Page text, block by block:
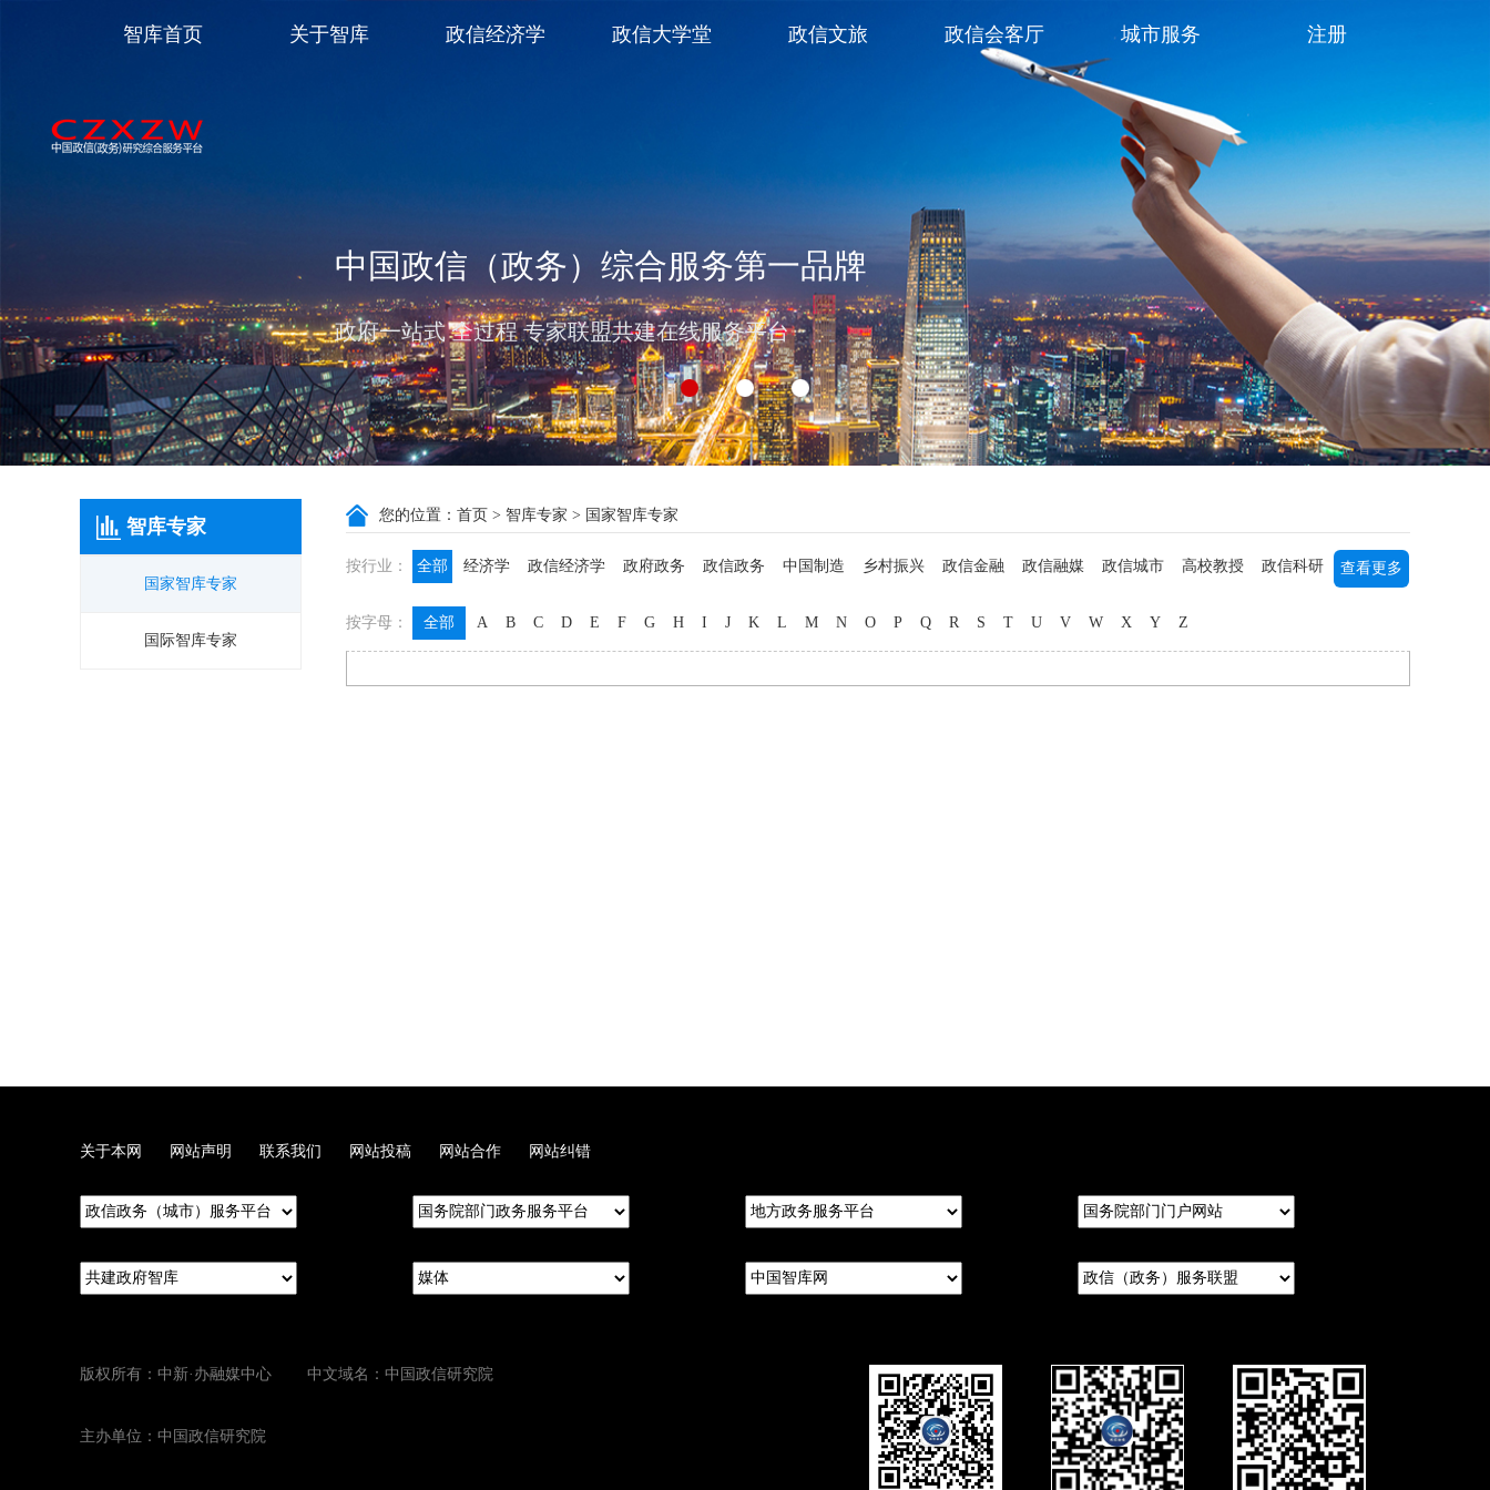
中国政信（政务）综合服务第一品牌
政府一站式 全过程 专家联盟共建在线服务平台
智库首页 关于智库 政信经济学 政信大学堂 政信文旅 政信会客厅 城市服务 注册
智库专家
国家智库专家
国际智库专家
您的位置： 首页 > 智库专家 > 国家智库专家
按行业： 全部 经济学 政信经济学 政府政务 政信政务 中国制造 乡村振兴 政信金融 政信融媒 政信城市 高校教授
政信科研
膳食养生
名医西药 非遗文化 中西厨师 地方美食 教育专家 品牌打造 自媒主播 社团公益 三农研究
查看更多
按字母： 全部 A B C D E F G H I J K L M N O P Q R S T U V W X Y Z
关于本网 网站声明 联系我们 网站投稿 网站合作 网站纠错
版权所有：中新·办融媒中心 中文域名：中国政信研究院
主办单位：中国政信研究院